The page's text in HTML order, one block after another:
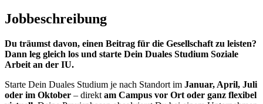
Jobbeschreibung
Du träumst davon, einen Beitrag für die Gesellschaft zu leisten?
Dann leg gleich los und starte Dein Duales Studium Soziale
Arbeit an der IU.
Starte Dein Duales Studium je nach Standort im Januar, April, Juli
oder im Oktober – direkt am Campus vor Ort oder ganz flexibel